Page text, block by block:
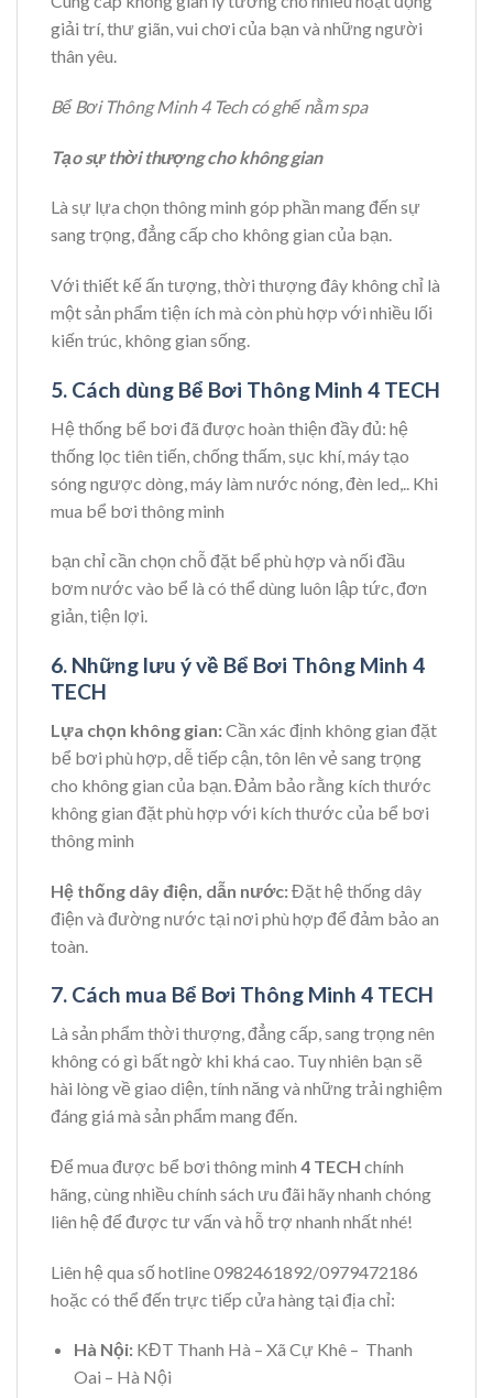
giải trí, thư giãn, vui chơi của bạn và những người
thân yêu.
Bể Bơi Thông Minh 4 Tech có ghế nằm spa
Tạo sự thời thượng cho không gian
Là sự lựa chọn thông minh góp phần mang đến sự
sang trọng, đẳng cấp cho không gian của bạn.
Với thiết kế ấn tượng, thời thượng đây không chỉ là
một sản phẩm tiện ích mà còn phù hợp với nhiều lối
kiến trúc, không gian sống.
5. Cách dùng Bể Bơi Thông Minh 4 TECH
Hệ thống bể bơi đã được hoàn thiện đầy đủ: hệ
thống lọc tiên tiến, chống thấm, sục khí, máy tạo
sóng ngược dòng, máy làm nước nóng, đèn led,.. Khi
mua bể bơi thông minh
bạn chỉ cần chọn chỗ đặt bể phù hợp và nối đầu
bơm nước vào bể là có thể dùng luôn lập tức, đơn
giản, tiện lợi.
6. Những lưu ý về Bể Bơi Thông Minh 4
TECH
Lựa chọn không gian:Cần xác định không gian đặt
bể bơi phù hợp, dễ tiếp cận, tôn lên vẻ sang trọng
cho không gian của bạn. Đảm bảo rằng kích thước
không gian đặt phù hợp với kích thước của bể bơi
thông minh
Hệ thống dây điện, dẫn nước:Đặt hệ thống dây
điện và đường nước tại nơi phù hợp để đảm bảo an
toàn.
7. Cách mua Bể Bơi Thông Minh 4 TECH
Là sản phẩm thời thượng, đẳng cấp, sang trọng nên
không có gì bất ngờ khi khá cao. Tuy nhiên bạn sẽ
hài lòng về giao diện, tính năng và những trải nghiệm
đáng giá mà sản phẩm mang đến.
Để mua được bể bơi thông minh 4 TECH chính
hãng, cùng nhiều chính sách ưu đãi hãy nhanh chóng
liên hệ để được tư vấn và hỗ trợ nhanh nhất nhé!
Liên hệ qua số hotline 0982461892/0979472186
hoặc có thể đến trực tiếp cửa hàng tại địa chỉ:
Hà Nội:KĐT Thanh Hà – Xã Cự Khê – Thanh
Oai – Hà Nội